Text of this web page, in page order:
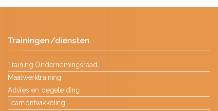
Trainingen/diensten
Training Ondernemingsraad
Maatwerktraining
Advies en begeleiding
Teamontwikkeling